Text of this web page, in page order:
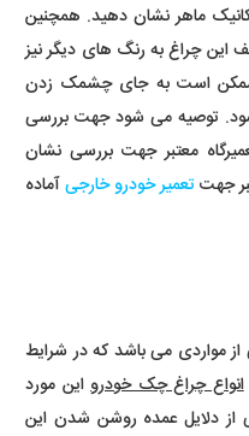
ماهر نشان دهید. همچنین
این چراغ به رنگ های دیگر نیز
ممکن است به جای چشمک زدن
توصیه می شود جهت بررسی
معتبر جهت بررسی نشان
جهتتعمیر خودرو خارجیآماده
از مواردی می باشد که در شرایط
انواع چراغ چک خودرواین مورد
از دلایل عمده روشن شدن این